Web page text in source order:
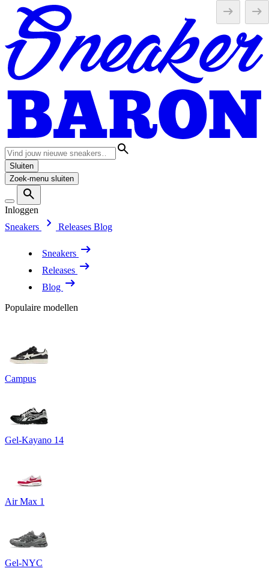
Sluiten
Zoek-menu sluiten
Inloggen
Sneakers
Releases Blog
Sneakers
Releases
Blog
Populaire modellen
Campus
Gel-Kayano 14
Air Max 1
Gel-NYC